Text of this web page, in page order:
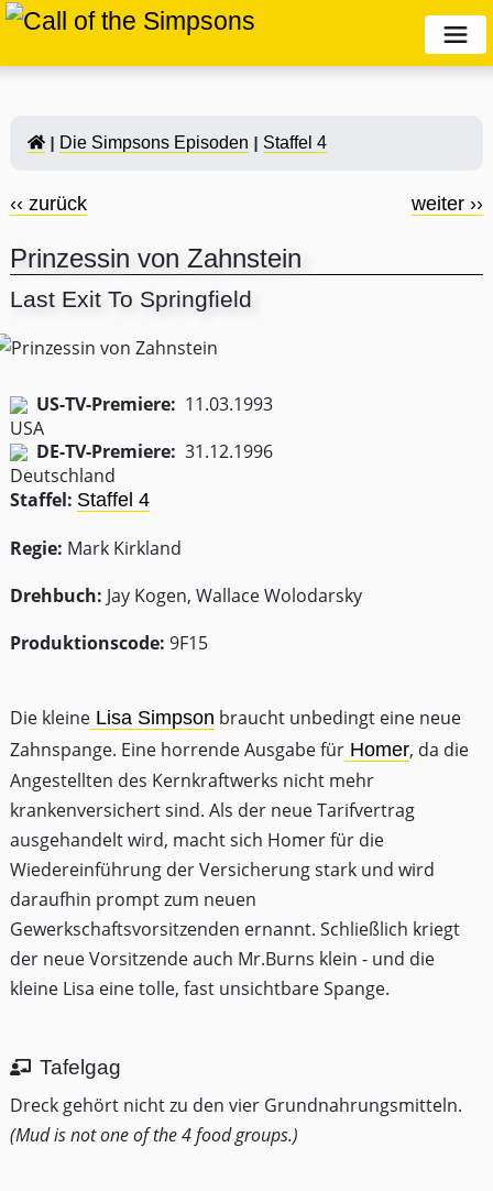
Die Simpsons Episoden Staffel 4
‹‹ zurück weiter ››
Prinzessin von Zahnstein
Last Exit To Springfield
US-TV-Premiere: 11.03.1993
DE-TV-Premiere: 31.12.1996
Staffel: Staffel 4
Regie: Mark Kirkland
Drehbuch: Jay Kogen, Wallace Wolodarsky
Produktionscode: 9F15
Die kleine Lisa Simpson braucht unbedingt eine neue
Zahnspange. Eine horrende Ausgabe für Homer, da die
Angestellten des Kernkraftwerks nicht mehr
krankenversichert sind. Als der neue Tarifvertrag
ausgehandelt wird, macht sich Homer für die
Wiedereinführung der Versicherung stark und wird
daraufhin prompt zum neuen
Gewerkschaftsvorsitzenden ernannt. Schließlich kriegt
der neue Vorsitzende auch Mr.Burns klein - und die
kleine Lisa eine tolle, fast unsichtbare Spange.
Tafelgag
Dreck gehört nicht zu den vier Grundnahrungsmitteln.
(Mud is not one of the 4 food groups.)